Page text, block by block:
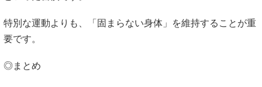
特別な運動よりも、「固まらない身体」を維持することが重
要です。
◎まとめ